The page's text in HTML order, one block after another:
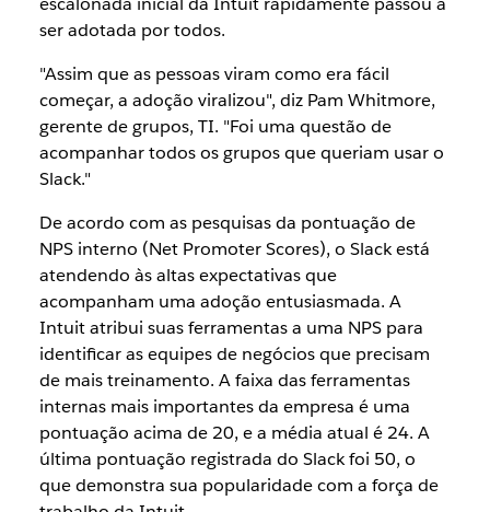
ser adotada por todos.
"Assim que as pessoas viram como era fácil
começar, a adoção viralizou", diz Pam Whitmore,
gerente de grupos, TI. "Foi uma questão de
acompanhar todos os grupos que queriam usar o
Slack."
De acordo com as pesquisas da pontuação de
NPS interno (Net Promoter Scores), o Slack está
atendendo às altas expectativas que
acompanham uma adoção entusiasmada. A
Intuit atribui suas ferramentas a uma NPS para
identificar as equipes de negócios que precisam
de mais treinamento. A faixa das ferramentas
internas mais importantes da empresa é uma
pontuação acima de 20, e a média atual é 24. A
última pontuação registrada do Slack foi 50, o
que demonstra sua popularidade com a força de